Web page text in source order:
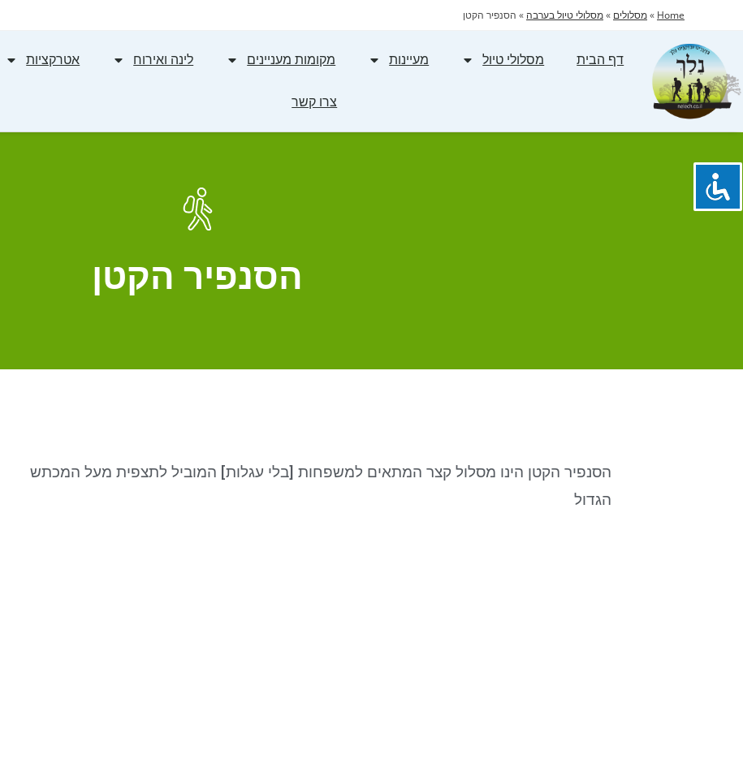
Home
»מסלולים »מסלולי טיול בערבה » הסנפיר הקטן
דף הבית מסלולי טיול מעיינות מקומות מעניינים לינה ואירוח אטרקציות
צרו קשר
הסנפיר הקטן
הסנפיר הקטן הינו מסלול קצר המתאים למשפחות [בלי עגלות] המוביל לתצפית מעל המכתש
הגדול